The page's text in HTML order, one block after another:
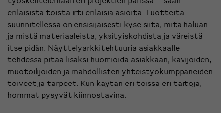
erilaisista töistä irti erilaisia asioita. Tuotteita
suunnitellessa on ensisijaisesti kyse siitä, mitä haluan
ja mistä materiaaleista, yksityiskohdista ja väreistä
itse pidän. Näyttelyarkkitehtuuria asiakkaalle
tehdessä pitää lisäksi huomioida asiakkaan, kävijöiden,
muotoilijoiden ja mahdollisten yhteistyökumppaneiden
toiveet ja tarpeet. Kun käytän eri töissä eri taitoja,
hommat pysyvät kiinnostavina.